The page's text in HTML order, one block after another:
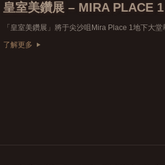
皇室美鑽展 – MIRA PLACE 1
了解更多